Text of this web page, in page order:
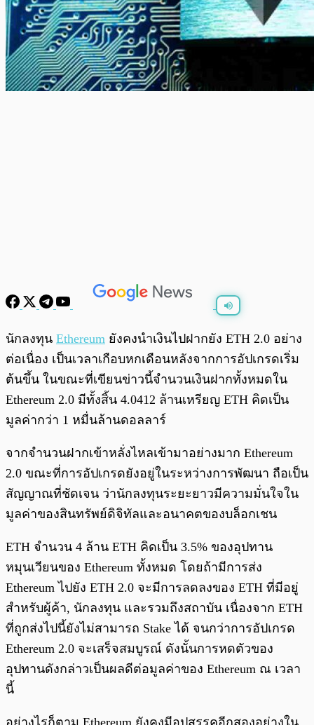
นักลงทุน Ethereum ยังคงนำเงินไปฝากยัง ETH 2.0 อย่าง
ต่อเนื่อง เป็นเวลาเกือบหกเดือนหลังจากการอัปเกรดเริ่ม
ต้นขึ้น ในขณะที่เขียนข่าวนี้จำนวนเงินฝากทั้งหมดใน
Ethereum 2.0 มีทั้งสิ้น 4.0412 ล้านเหรียญ ETH คิดเป็น
มูลค่ากว่า 1 หมื่นล้านดอลลาร์
จากจำนวนฝากเข้าหลั่งไหลเข้ามาอย่างมาก Ethereum
2.0 ขณะที่การอัปเกรดยังอยู่ในระหว่างการพัฒนา ถือเป็น
สัญญาณที่ชัดเจน ว่านักลงทุนระยะยาวมีความมั่นใจใน
มูลค่าของสินทรัพย์ดิจิทัลและอนาคตของบล็อกเชน
ETH จำนวน 4 ล้าน ETH คิดเป็น 3.5% ของอุปทาน
หมุนเวียนของ Ethereum ทั้งหมด โดยถ้ามีการส่ง
Ethereum ไปยัง ETH 2.0 จะมีการลดลงของ ETH ที่มีอยู่
สำหรับผู้ค้า, นักลงทุน และรวมถึงสถาบัน เนื่องจาก ETH
ที่ถูกส่งไปนี้ยังไม่สามารถ Stake ได้ จนกว่าการอัปเกรด
Ethereum 2.0 จะเสร็จสมบูรณ์ ดังนั้นการหดตัวของ
อุปทานดังกล่าวเป็นผลดีต่อมูลค่าของ Ethereum ณ เวลา
นี้